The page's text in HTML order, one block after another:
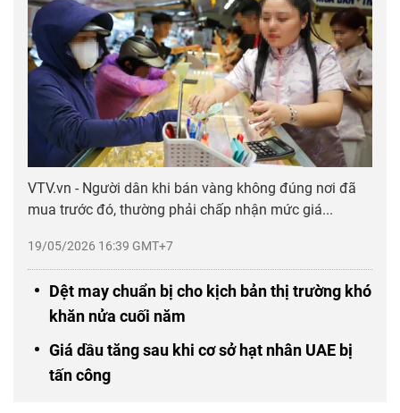
19/05/2026 16:39 GMT+7
VTV.vn - Người dân khi bán vàng không đúng nơi đã
mua trước đó, thường phải chấp nhận mức giá...
Dệt may chuẩn bị cho kịch bản thị trường khó
khăn nửa cuối năm
Giá dầu tăng sau khi cơ sở hạt nhân UAE bị
tấn công